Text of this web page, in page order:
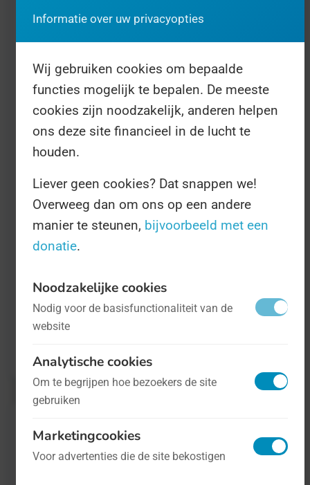
niet hebben.
Op de Dag van de Alleenstaande Ouder, of
Single Parent Day, staan we stil bij de zware
taak waar alleenstaande vaders en moeders
voorstaan. Een kind hebben, in veel gevallen
quality time... Ga er maar aan staan! Vandaar
dat we op deze Dag aan heb denken die hier
dagelijks mee te maken hebben, en hen
te geven in de toekomst.
Meer informatie over de Dag (in het Engels)
is te vinden op de site van
Informatie over uw privacyopties
Wij gebruiken cookies om bepaalde
functies mogelijk te bepalen. De meeste
cookies zijn noodzakelijk, anderen helpen
ons deze site financieel in de lucht te
houden.
Liever geen cookies? Dat snappen we!
Overweeg dan om ons op een andere
manier te steunen, bijvoorbeeld met een
donatie.
Noodzakelijke cookies
Nodig voor de basisfunctionaliteit van de
website
Analytische cookies
Om te begrijpen hoe bezoekers de site
gebruiken
Marketingcookies
Voor advertenties die de site bekostigen